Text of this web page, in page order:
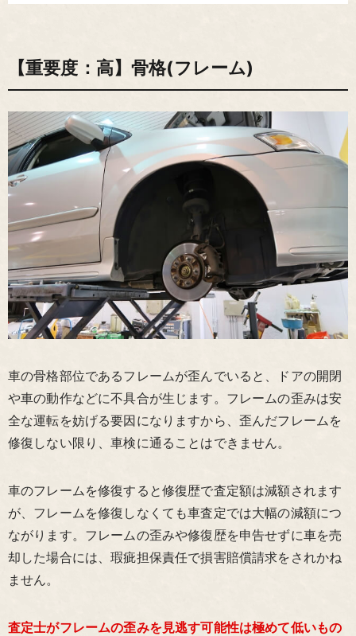
【重要度：高】骨格(フレーム)
車の骨格部位であるフレームが歪んでいると、ドアの開閉
や車の動作などに不具合が生じます。フレームの歪みは安
全な運転を妨げる要因になりますから、歪んだフレームを
修復しない限り、車検に通ることはできません。
車のフレームを修復すると修復歴で査定額は減額されます
が、フレームを修復しなくても車査定では大幅の減額につ
ながります。フレームの歪みや修復歴を申告せずに車を売
却した場合には、瑕疵担保責任で損害賠償請求をされかね
ません。
査定士がフレームの歪みを見逃す可能性は極めて低いもの